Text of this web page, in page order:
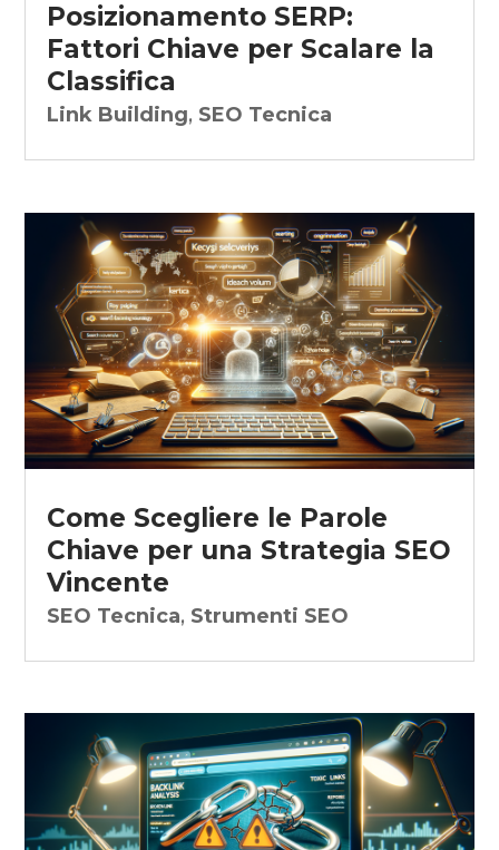
Posizionamento SERP:
Fattori Chiave per Scalare la
Classifica
Link Building, SEO Tecnica
Come Scegliere le Parole
Chiave per una Strategia SEO
Vincente
SEO Tecnica, Strumenti SEO